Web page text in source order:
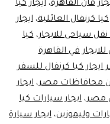
فان القاهرة،ايجار كيا
كيا كرنفال العائلية،ايجار
سياحى للايجار،كيا
للايجار في القاهرة
كيا كرنفال للسفر
محافاظات مصر، ايجار
مصر، ايجار سيارات كيا
وليموزين، ايجار سيارة